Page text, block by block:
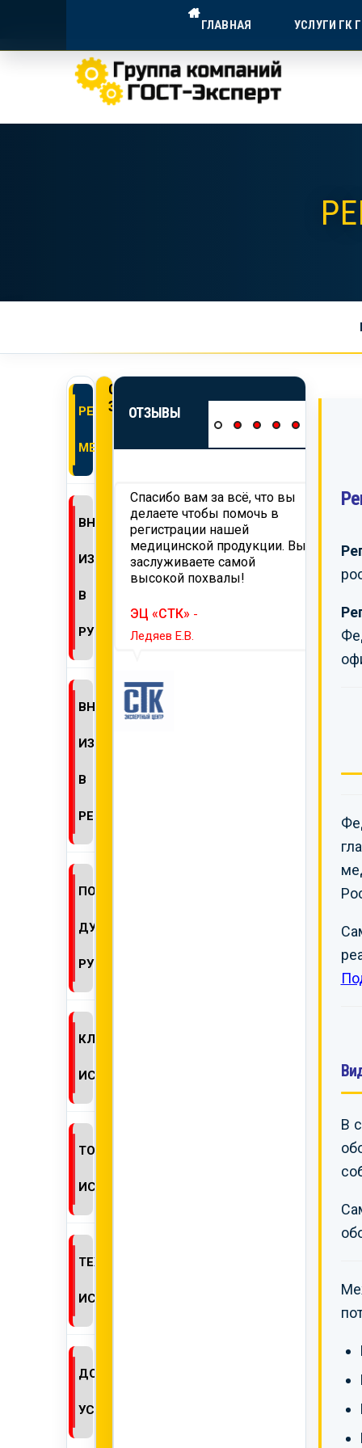
ГОСТ-ЭКСПЕРТ —
Экспертное сопровождение для
ГЛАВНАЯ УСЛУГИ ГК
РЕГИСТРАЦИЯ
МЕДИЗДЕЛИЙ
ВНЕСЕНИЕ
ИЗМЕНЕНИЙ
В
РУ
ВНЕСЕНИЕ
ИЗМЕНЕНИЙ
В
РЕГДОСЬЕ
ПОЛУЧЕНИЕ
ДУБЛИКАТА
РУ
КЛИНИЧЕСКИЕ
ИСПЫТАНИЯ
ТОКСИКОЛОГИЧЕСКИЕ
ИСПЫТАНИЯ
ТЕХНИЧЕСКИЕ
ИСПЫТАНИЯ
ДОПОЛНИТЕЛЬНЫЕ
УСЛУГИ
ОНЛАЙН
ЗАЯВКА
ОТЗЫВЫ
и проведение
на территорию
-
Спасибо вам за всё, что вы
делаете чтобы помочь в
регистрации нашей
медицинской продукции. Вы
заслуживаете самой
высокой похвалы!
ЭЦ «СТК» -
Ледяев Е.В.
ТД
В